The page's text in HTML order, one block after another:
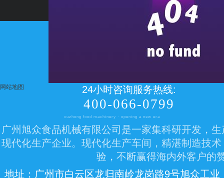
24小时咨询服务热线:
400-066-0799
xuzhong food machinery · opening a new era
广州旭众食品机械有限公司是一家集科研开发，
现代化生产企业。现代化生产车间，精湛制造技
验，不断赢得海内外客户的
地址：广州市白云区龙归南岭龙岗路9号旭众工业
网站地图